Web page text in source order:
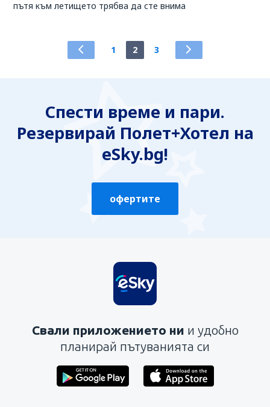
пътя към летището трябва да сте внима
1 2 3
Спести време и пари.
Резервирай Полет+Хотел на
eSky.bg!
офертите
Свали приложението ни и удобно
планирай пътуванията си